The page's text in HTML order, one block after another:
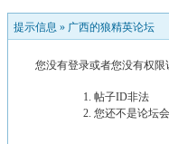
提示信息 » 广西的狼精英论坛
您没有登录或者您没有权
帖子ID非法
您还不是论坛